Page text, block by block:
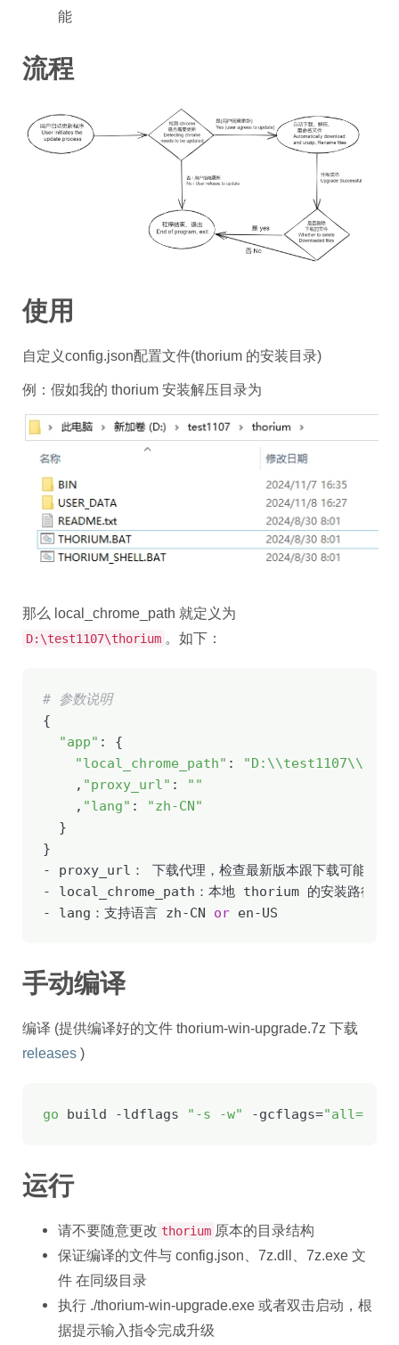
能
流程
使用
自定义config.json配置文件(thorium 的安装目录)
例：假如我的 thorium 安装解压目录为
那么 local_chrome_path 就定义为
D:\test1107\thorium 。如下：
# 参数说明
{
"app" : {
"local_chrome_path" :
    ,
"proxy_url" :
""
    ,
"lang" :
"zh-CN"
  }
}
- proxy_url： 下载代理，检查最新版本跟下载可能需要
- local_chrome_path：本地 thorium 的安装路径
- lang：支持语言 zh-CN or en-US
手动编译
编译 (提供编译好的文件 thorium-win-upgrade.7z 下载
releases )
go build -ldflags "-s -w" -gcflags="all=-
运行
请不要随意更改 thorium 原本的目录结构
保证编译的文件与 config.json、7z.dll、7z.exe 文
件 在同级目录
执行 ./thorium-win-upgrade.exe 或者双击启动，根
据提示输入指令完成升级